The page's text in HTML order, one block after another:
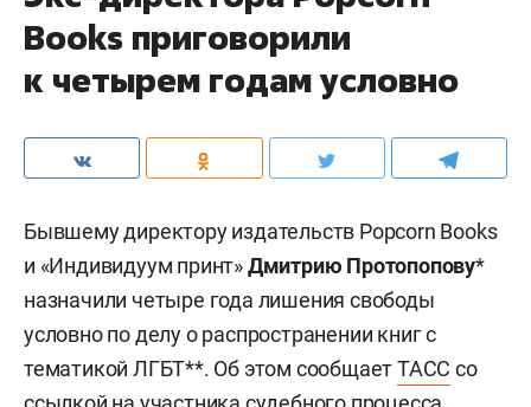
Books приговорили
к четырем годам условно
Бывшему директору издательств Popcorn Books
и «Индивидуум принт»Дмитрию Протопопову*
назначили четыре года лишения свободы
условно по делу о распространении книг с
тематикой ЛГБТ**. Об этом сообщаетТАСС со